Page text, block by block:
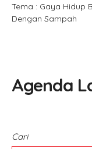
Tema : Gaya Hidup
Dengan Sampah
Agenda
Cari